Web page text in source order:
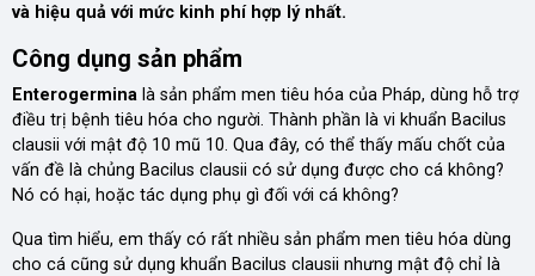
và hiệu quả với mức kinh phí hợp lý nhất.
Công dụng sản phẩm
Enterogermina là sản phẩm men tiêu hóa của Pháp, dùng hỗ trợ
điều trị bệnh tiêu hóa cho người. Thành phần là vi khuẩn Bacilus
clausii với mật độ 10 mũ 10. Qua đây, có thể thấy mấu chốt của
vấn đề là chủng Bacilus clausii có sử dụng được cho cá không?
Nó có hại, hoặc tác dụng phụ gì đối với cá không?
Qua tìm hiểu, em thấy có rất nhiều sản phẩm men tiêu hóa dùng
cho cá cũng sử dụng khuẩn Bacilus clausii nhưng mật độ chỉ là